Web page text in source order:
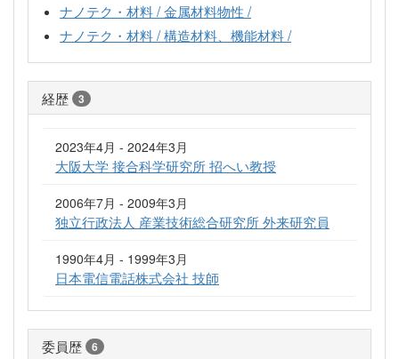
ナノテク・材料 / 金属材料物性 /
ナノテク・材料 / 構造材料、機能材料 /
経歴 3
2023年4月 - 2024年3月
大阪大学 接合科学研究所 招へい教授
2006年7月 - 2009年3月
独立行政法人 産業技術総合研究所 外来研究員
1990年4月 - 1999年3月
日本電信電話株式会社 技師
委員歴 6